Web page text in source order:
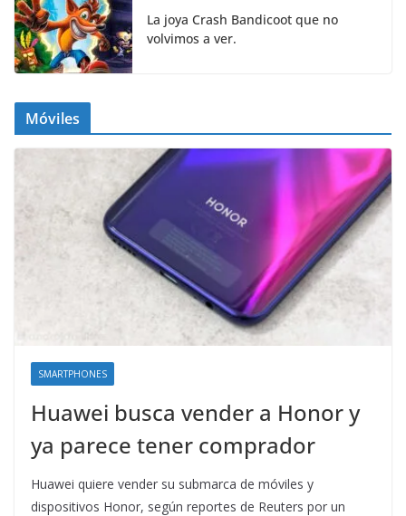
La joya Crash Bandicoot que no
volvimos a ver.
Móviles
SMARTPHONES
Huawei busca vender a Honor y
ya parece tener comprador
Huawei quiere vender su submarca de móviles y
dispositivos Honor, según reportes de Reuters por un